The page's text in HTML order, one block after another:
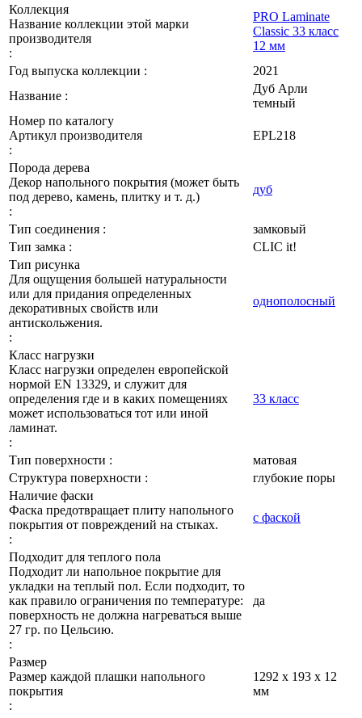
Коллекция
Название коллекции этой марки
производителя
:
PRO Laminate
Classic 33 класс
12 мм
Год выпуска коллекции :
2021
Название :
Дуб Арли
темный
Номер по каталогу
Артикул производителя
:
EPL218
Порода дерева
Декор напольного покрытия (может быть
под дерево, камень, плитку и т. д.)
:
дуб
Тип соединения :
замковый
Тип замка :
CLIC it!
Тип рисунка
Для ощущения большей натуральности
или для придания определенных
декоративных свойств или
антискольжения.
:
однополосный
Класс нагрузки
Класс нагрузки определен европейской
нормой EN 13329, и служит для
определения где и в каких помещениях
может использоваться тот или иной
ламинат.
:
33 класс
Тип поверхности :
матовая
Структура поверхности :
глубокие поры
Наличие фаски
Фаска предотвращает плиту напольного
покрытия от повреждений на стыках.
:
с фаской
Подходит для теплого пола
Подходит ли напольное покрытие для
укладки на теплый пол. Если подходит, то
как правило ограничения по температуре:
поверхность не должна нагреваться выше
27 гр. по Цельсию.
:
да
Размер
Размер каждой плашки напольного
покрытия
:
1292 х 193 х 12
мм